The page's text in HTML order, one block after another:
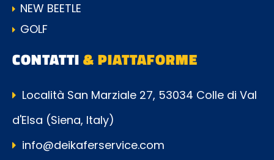
NEW BEETLE
GOLF
CONTATTI& PIATTAFORME
Località San Marziale 27, 53034 Colle di Val
d'Elsa (Siena, Italy)
info@deikaferservice.com